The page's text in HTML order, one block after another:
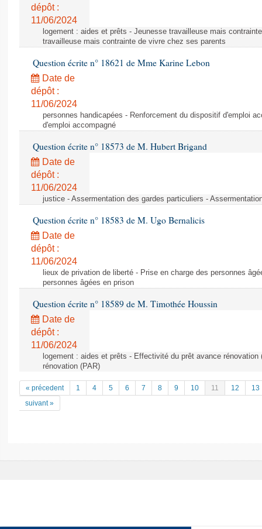
dépôt :
11/06/2024
logement : aides et prêts - Jeunesse travailleuse mais
travailleuse mais contrainte de vivre chez ses parents
Question écrite n° 18621 de Mme Karine Lebon
Date de
dépôt :
11/06/2024
personnes handicapées - Renforcement du dispositif d'emploi
d'emploi accompagné
Question écrite n° 18573 de M. Hubert Brigand
Date de
dépôt :
11/06/2024
justice - Assermentation des gardes particuliers -
Question écrite n° 18583 de M. Ugo Bernalicis
Date de
dépôt :
11/06/2024
lieux de privation de liberté - Prise en charge des personnes
personnes âgées en prison
Question écrite n° 18589 de M. Timothée Houssin
Date de
dépôt :
11/06/2024
logement : aides et prêts - Effectivité du prêt avance
rénovation (PAR)
« précedent 1 4 5 6 7 8 9 10 11 12
13
suivant »